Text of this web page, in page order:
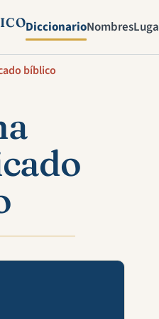
DiccionarioNombres
bíblico
en